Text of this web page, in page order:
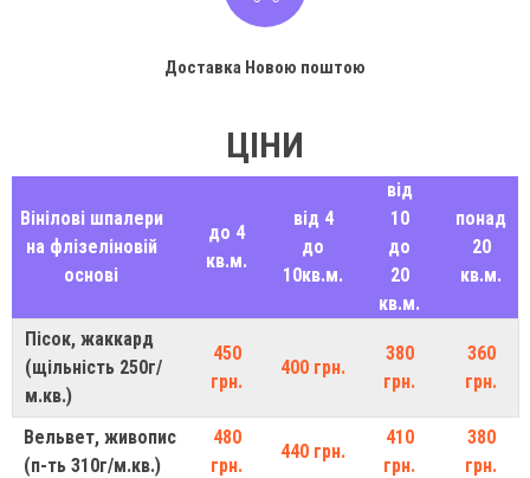
Доставка Новою поштою
ЦІНИ
Вінілові шпалери
на флізеліновій
основі
до 4
кв.м.
від 4
до
10кв.м.
від
10
до
20
кв.м.
понад
20
кв.м.
Пісок, жаккард
(щільність 250г/
м.кв.)
450
грн.
400 грн.
380
грн.
360
грн.
Вельвет, живопис
(п-ть 310г/м.кв.)
480
грн.
440 грн.
410
грн.
380
грн.